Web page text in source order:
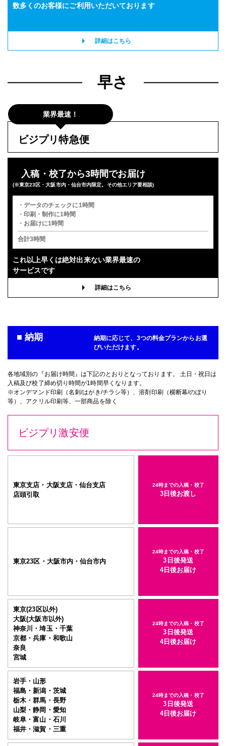
数多くのお客様にご利用いただいております
詳細はこちら
早さ
業界最速！
ビジプリ特急便
入稿・校了から3時間でお届け
(※東京23区・大阪市内・仙台市内限定。その他エリア要相談)
・データのチェックに1時間
・印刷・制作に1時間
・お届けに1時間
合計3時間
これ以上早くは絶対出来ない業界最速の
サービスです
詳細はこちら
■ 納期
納期に応じて、3つの料金プランからお選
びいただけます。
各地域別の『お届け時間』は下記のとおりとなっております。 土日・祝日は
入稿及び校了締め切り時間が1時間早くなります。
※オンデマンド印刷（名刺/はがき/チラシ等）、溶剤印刷（横断幕/のぼり
等）、アクリル印刷等、一部商品を除く
ビジプリ激安便
東京支店・大阪支店・仙台支店
店頭引取
24時までの入稿・校了
3日後お渡し
東京23区・大阪市内・仙台市内
24時までの入稿・校了
3日後発送
4日後お届け
東京(23区以外)
大阪(大阪市以外)
神奈川・埼玉・千葉
京都・兵庫・和歌山
奈良
宮城
24時までの入稿・校了
3日後発送
4日後お届け
岩手・山形
福島・新潟・茨城
栃木・群馬・長野
山梨・静岡・愛知
岐阜・富山・石川
福井・滋賀・三重
24時までの入稿・校了
3日後発送
4日後お届け